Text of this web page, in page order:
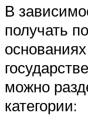
В
получать
можно
категории: